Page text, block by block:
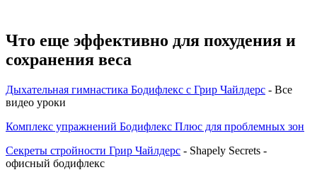
Что еще эффективно для похудения и
сохранения веса
Дыхательная гимнастика Бодифлекс с Грир Чайлдерс - Все
видео уроки
Комплекс упражнений Бодифлекс Плюс для проблемных зон
Секреты стройности Грир Чайлдерс - Shapely Secrets -
офисный бодифлекс